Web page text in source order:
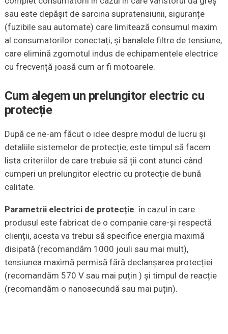
sau este depășit de sarcina supratensiunii, siguranțe
(fuzibile sau automate) care limitează consumul maxim
al consumatorilor conectați, și banalele filtre de tensiune,
care elimină zgomotul indus de echipamentele electrice
cu frecvență joasă cum ar fi motoarele.
Cum alegem un prelungitor electric cu
protecție
După ce ne-am făcut o idee despre modul de lucru și
detaliile sistemelor de protecție, este timpul să facem
lista criteriilor de care trebuie să ții cont atunci când
cumperi un prelungitor electric cu protecție de bună
calitate.
Parametrii electrici de protecție: în cazul în care
produsul este fabricat de o companie care-și respectă
clienții, acesta va trebui să specifice energia maximă
disipată (recomandăm 1000 jouli sau mai mult),
tensiunea maximă permisă fără declanșarea protecției
(recomandăm 570 V sau mai puțin ) și timpul de reacție
(recomandăm o nanosecundă sau mai puțin).